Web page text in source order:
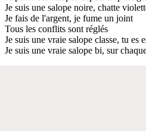
Je suis une salope noire, chatte
Je fais de l'argent, je fume un joint
Tous les conflits sont réglés
Je suis une vraie salope classe, tu es
Je suis une vraie salope bi, sur